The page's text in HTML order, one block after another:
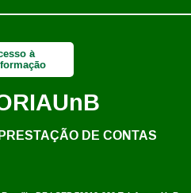
à
UnB
DE CONTAS